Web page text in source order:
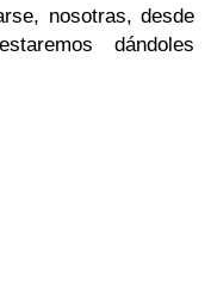
nosotras, desde
dándoles